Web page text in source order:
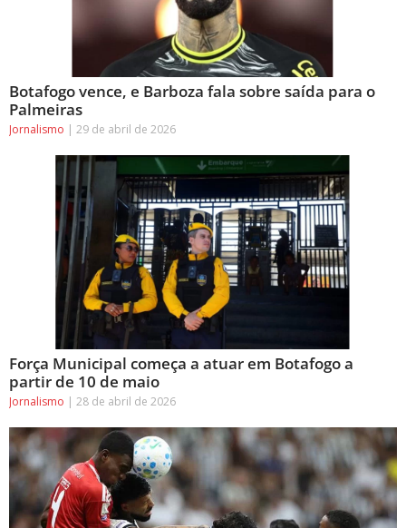
Botafogo vence, e Barboza fala sobre saída para o
Palmeiras
Jornalismo 29 de abril de 2026
Força Municipal começa a atuar em Botafogo a
partir de 10 de maio
Jornalismo 28 de abril de 2026